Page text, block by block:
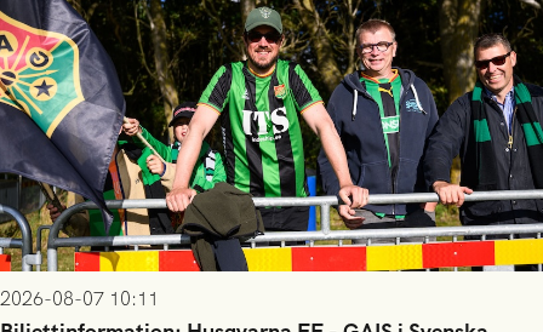
2026-08-07 10:11